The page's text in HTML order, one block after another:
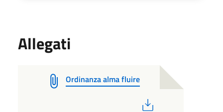
Allegati
Ordinanza alma fluire